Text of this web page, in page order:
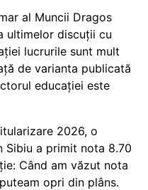
al Muncii Dragos
ultimelor discuții cu
lucrurile sunt mult
de varianta publicată
educației este
2026, o
Sibiu a primit nota 8.70
Când am văzut nota
opri din plâns.